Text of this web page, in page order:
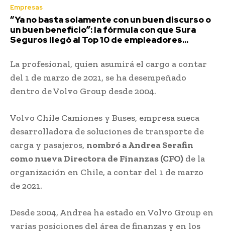
Empresas
“Ya no basta solamente con un buen discurso o
un buen beneficio”: la fórmula con que Sura
Seguros llegó al Top 10 de empleadores...
La profesional, quien asumirá el cargo a contar
del 1 de marzo de 2021, se ha desempeñado
dentro de Volvo Group desde 2004.
Volvo Chile Camiones y Buses, empresa sueca
desarrolladora de soluciones de transporte de
carga y pasajeros, nombró a Andrea Serafin
como nueva Directora de Finanzas (CFO) de la
organización en Chile, a contar del 1 de marzo
de 2021.
Desde 2004, Andrea ha estado en Volvo Group en
varias posiciones del área de finanzas y en los